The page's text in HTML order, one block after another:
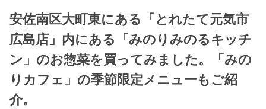
安佐南区大町東にある「とれたて元気市
広島店」内にある「みのりみのるキッチ
ン」のお惣菜を買ってみました。「みの
りカフェ」の季節限定メニューもご紹
介。